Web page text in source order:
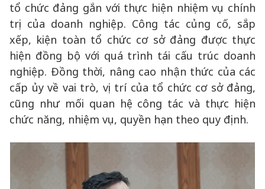
tổ chức đảng gắn với thực hiện nhiệm vụ chính
trị của doanh nghiệp. Công tác củng cố, sắp
xếp, kiện toàn tổ chức cơ sở đảng được thực
hiện đồng bộ với quá trình tái cấu trúc doanh
nghiệp. Đồng thời, nâng cao nhận thức của các
cấp ủy về vai trò, vị trí của tổ chức cơ sở đảng,
cũng như mối quan hệ công tác và thực hiện
chức năng, nhiệm vụ, quyền hạn theo quy định.